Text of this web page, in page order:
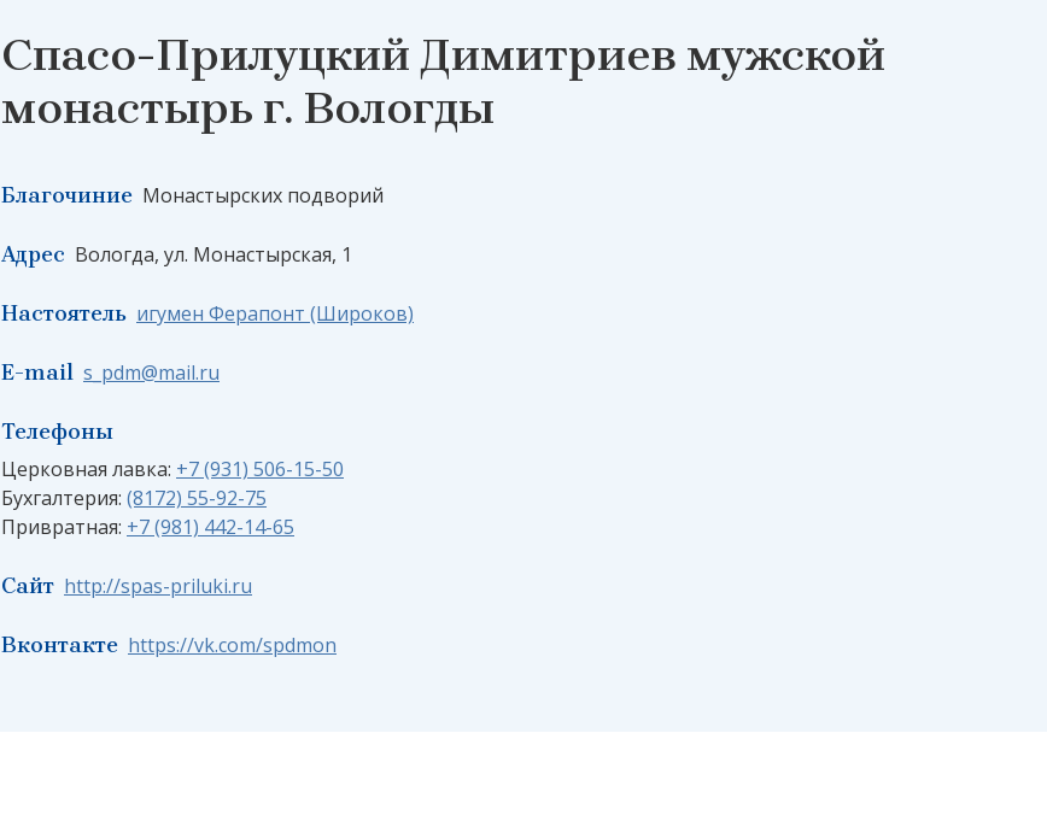
Спасо-Прилуцкий Димитриев мужской
монастырь г. Вологды
Благочиние Монастырских подворий
Адрес Вологда, ул. Монастырская, 1
Настоятель игумен Ферапонт (Широков)
E-mail s_pdm@mail.ru
Телефоны
Церковная лавка: +7 (931) 506-15-50
Бухгалтерия: (8172) 55-92-75
Привратная: +7 (981) 442-14-65
Сайт http://spas-priluki.ru
Вконтакте https://vk.com/spdmon